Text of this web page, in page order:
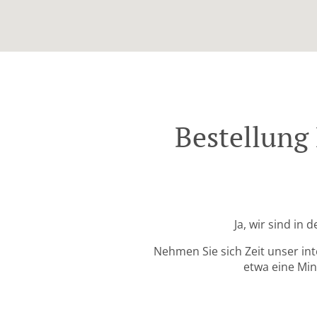
Ja, wir sind in
Nehmen Sie sich Zeit unser
etwa eine